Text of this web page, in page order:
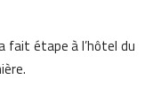
fait étape à l’hôtel du